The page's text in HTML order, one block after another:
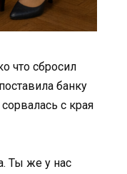
что сбросил
банку
с края
Ты же у нас